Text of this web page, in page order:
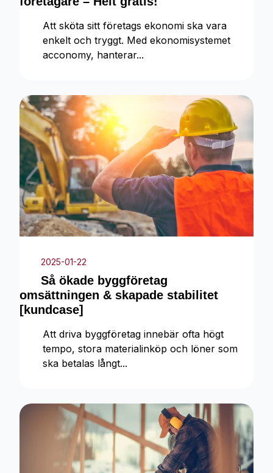
Att sköta sitt företags ekonomi ska vara
enkelt och tryggt. Med ekonomisystemet
acconomy, hanterar...
2025-01-22
Så ökade byggföretag
omsättningen & skapade stabilitet
[kundcase]
Att driva byggföretag innebär ofta högt
tempo, stora materialinköp och löner som
ska betalas långt...